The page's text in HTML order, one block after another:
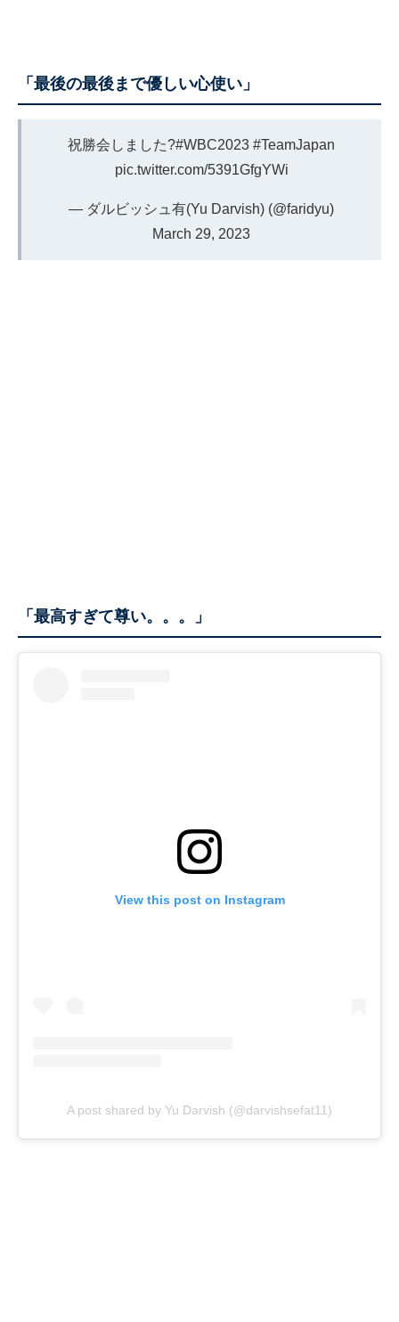
「最後の最後まで優しい心使い」
祝勝会しました?#WBC2023 #TeamJapan
pic.twitter.com/5391GfgYWi
— ダルビッシュ有(Yu Darvish) (@faridyu)
March 29, 2023
「最高すぎて尊い。。。」
View this post on Instagram
A post shared by Yu Darvish (@darvishsefat11)